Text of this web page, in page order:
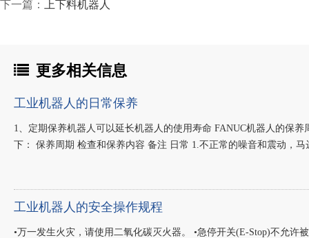
下一篇：
上下料机器人
更多相关信息
工业机器人的日常保养
1、定期保养机器人可以延长机器人的使用寿命 FANUC机器人的保
下： 保养周期 检查和保养内容 备注 日常 1.不正常的噪音和震动，马
工业机器人的安全操作规程
•万一发生火灾，请使用二氧化碳灭火器。 •急停开关(E-Stop)不允许